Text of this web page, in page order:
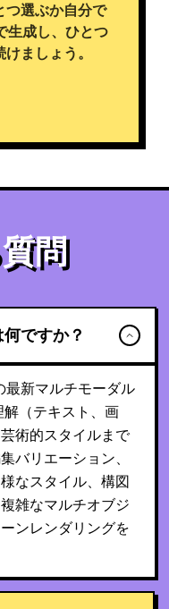
つ選ぶか自分で
成し、ひとつ
ましょう。
問
ですか？
新マルチモーダル
（テキスト、画
術的スタイルまで
バリエーション、
なスタイル、構図
雑なマルチオブジ
ンレンダリングを